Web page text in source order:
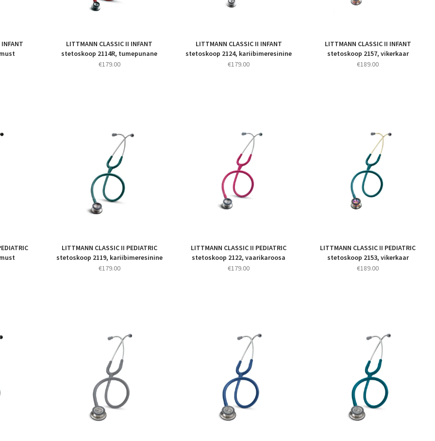
LITTMANN CLASSIC II INFANT
stetoskoop 2114R, tumepunane
€179.00
LITTMANN CLASSIC II INFANT
stetoskoop 2124, kariibimeresinine
€179.00
LITTMANN CLASSIC II INFANT
stetoskoop 2157, vikerkaar
€189.00
LITTMANN CLASSIC II PEDIATRIC
stetoskoop 2119, kariibimeresinine
€179.00
LITTMANN CLASSIC II PEDIATRIC
stetoskoop 2122, vaarikaroosa
€179.00
LITTMANN CLASSIC II PEDIATRIC
stetoskoop 2153, vikerkaar
€189.00